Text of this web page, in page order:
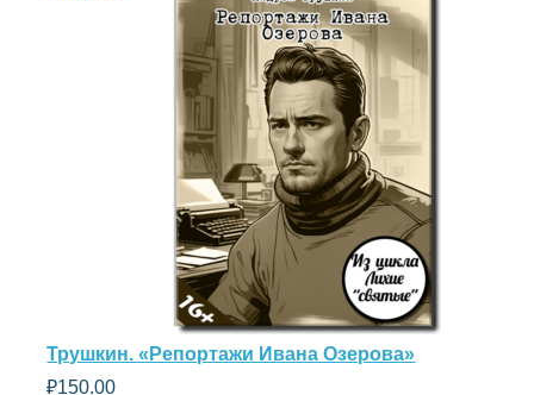
Трушкин. «Репортажи Ивана Озерова»
₽150.00